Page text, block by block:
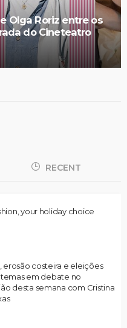
Olga Roriz entre os
do Cineteatro
RECENT
your holiday choice
erosão costeira e eleições
temas em debate no
desta semana com Cristina